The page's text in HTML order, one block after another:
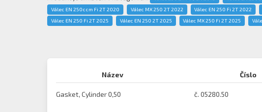
Válec EN 250ccm Fi 2T 2020
Válec MX 250 2T 2022 Válec EN 250 Fi 2T 2022
Válec EN 250 Fi 2T 2025
Válec EN 250 2T 2025 Válec MX 250 Fi 2T 2025
Název Číslo
Gasket, Cylinder 0,50 č. 05280.50